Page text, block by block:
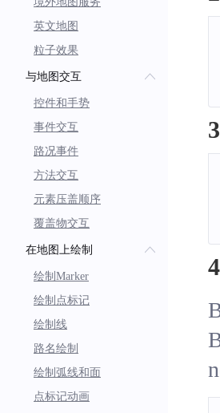
英文地图
粒子效果
与地图交互
控件和手势
事件交互
路况事件
方法交互
元素压盖顺序
覆盖物交互
在地图上绘制
绘制Marker
绘制点标记
绘制线
路名绘制
绘制弧线和面
点标记动画